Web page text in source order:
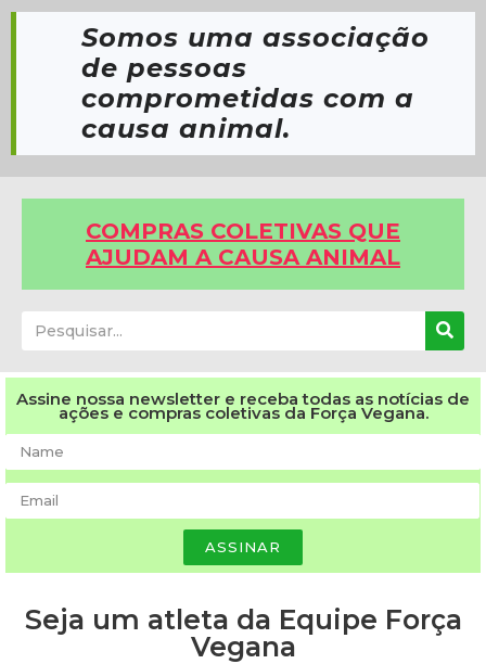
Somos uma associação
de pessoas
comprometidas com a
causa animal.
COMPRAS COLETIVAS QUE
AJUDAM A CAUSA ANIMAL
Assine nossa newsletter e receba todas as notícias de
ações e compras coletivas da Força Vegana.
ASSINAR
Seja um atleta da Equipe Força
Vegana